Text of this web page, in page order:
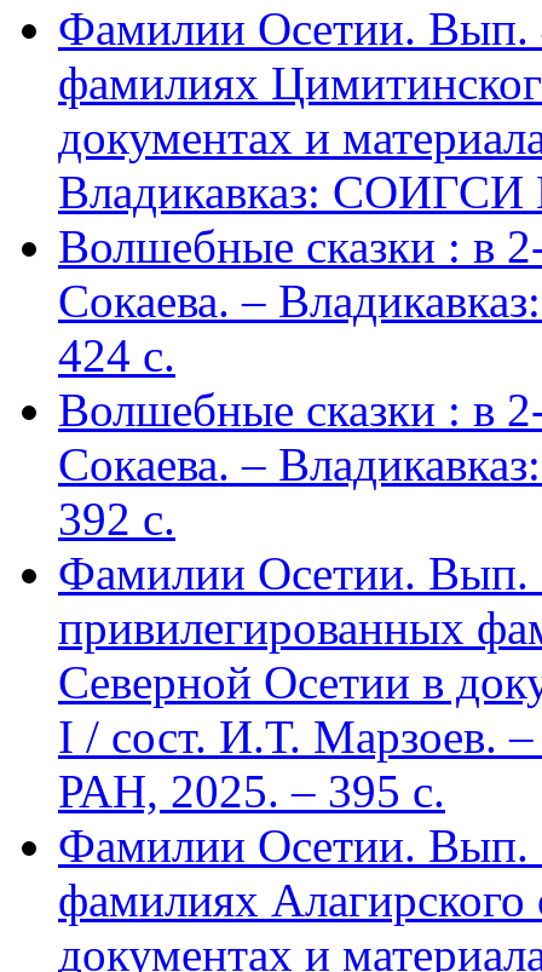
Фамилии Осетии. Вып.
фамилиях
документах и
Владикавказ:
Волшебные сказки : в
Сокаева. –
424 c.
Волшебные сказки : в
Сокаева. –
392 c.
Фамилии Осетии. Вып.
привилегированных
Северной Осетии в
I / сост. И.Т. Марзоев.
РАН, 2025. – 395 с.
Фамилии Осетии. Вып.
фамилиях
документах и